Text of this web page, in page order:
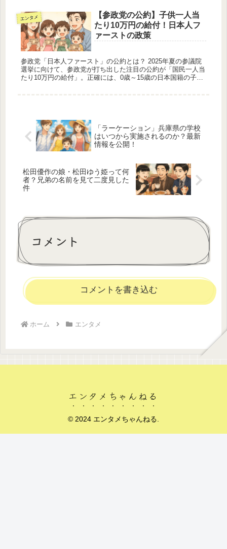
エンタメ
【参政党の公約】子供一人当
たり10万円の給付！日本人フ
ァーストの政策
参政党「日本人ファースト」の公約とは？ 2025年夏の参議院
選挙に向けて、参政党が打ち出した注目の公約が「国民一人当
たり10万円の給付」。正確には、0歳～15歳の日本国籍の子ど
「ラーケーション」兵庫県の学校
はいつから実施されるのか？最新
情報を公開！
松田優作の娘・松田ゆう姫って何
者？兄弟の名前を見て二度見した
件
コメント
コメントを書き込む
ホーム エンタメ
エンタメちゃんねる
© 2024 エンタメちゃんねる.